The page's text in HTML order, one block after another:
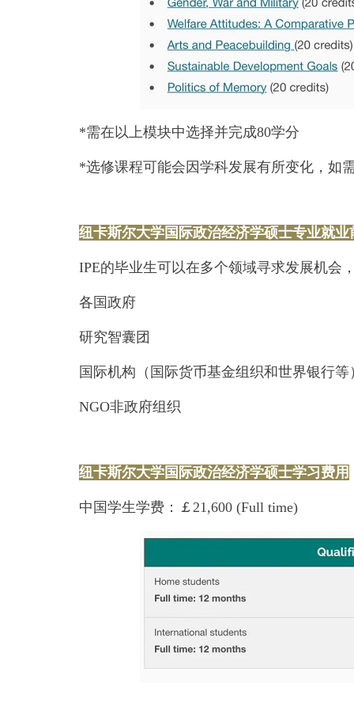
*需在以上模块中选择并完成80学分
*选修课程可能会因学科发展有所变化，如
纽卡斯尔大学国际政治经济学硕士专业就业
IPE的毕业生可以在多个领域寻求发展机会
各国政府
研究智囊团
国际机构（国际货币基金组织和世界银行等
NGO非政府组织
纽卡斯尔大学国际政治经济学硕士学习费用
中国学生学费：￡21,600 (Full time)